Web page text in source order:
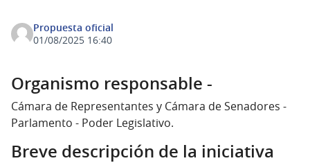
Propuesta oficial
01/08/2025 16:40
Organismo responsable -
Cámara de Representantes y Cámara de Senadores -
Parlamento - Poder Legislativo.
Breve descripción de la iniciativa